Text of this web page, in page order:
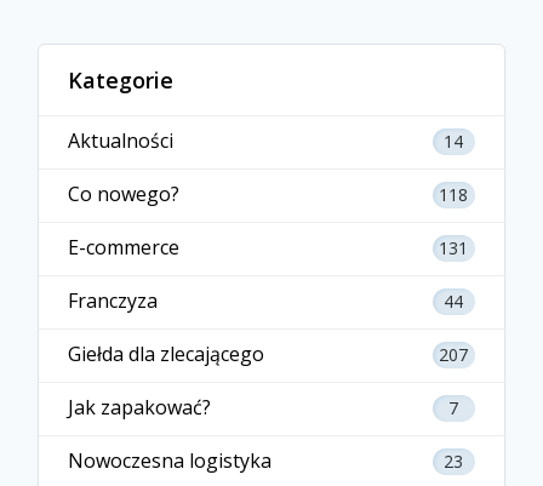
Kategorie
Aktualności 14
Co nowego? 118
E-commerce 131
Franczyza 44
Giełda dla zlecającego 207
Jak zapakować? 7
Nowoczesna logistyka 23